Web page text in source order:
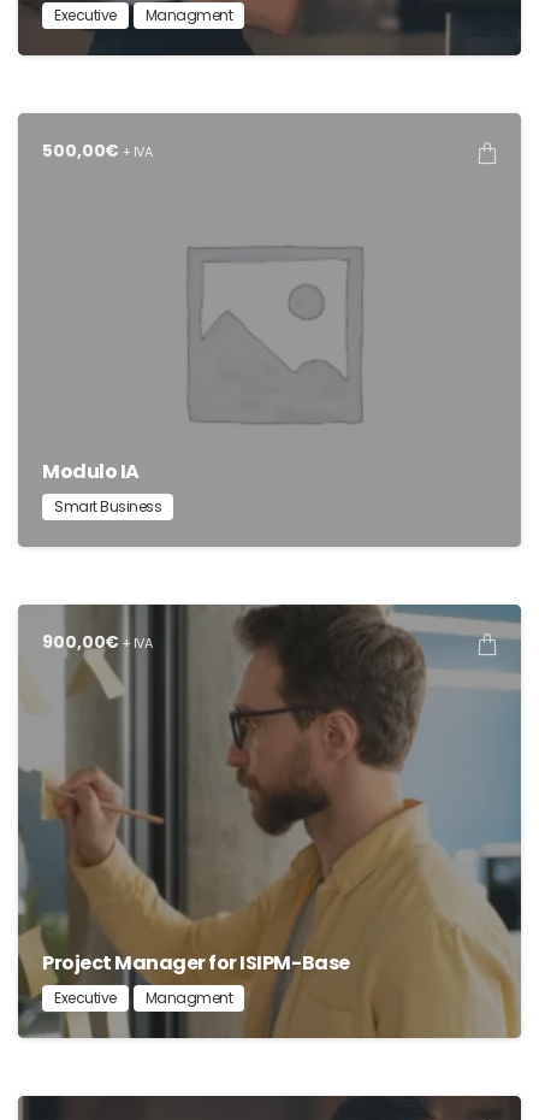
Executive Managment
500,00€ + IVA
Modulo IA
Smart Business
900,00€ + IVA
Project Manager for ISIPM-Base
Executive Managment